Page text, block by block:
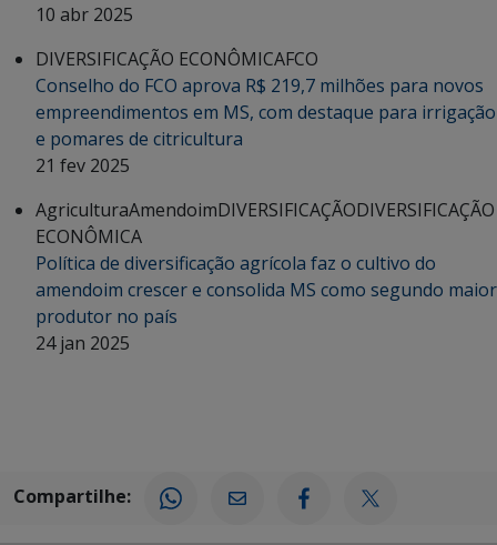
10 abr 2025
DIVERSIFICAÇÃO ECONÔMICAFCO
Conselho do FCO aprova R$ 219,7 milhões para novos
empreendimentos em MS, com destaque para irrigação
e pomares de citricultura
21 fev 2025
AgriculturaAmendoimDIVERSIFICAÇÃODIVERSIFICAÇÃO
ECONÔMICA
Política de diversificação agrícola faz o cultivo do
amendoim crescer e consolida MS como segundo maior
produtor no país
24 jan 2025
Compartilhe: